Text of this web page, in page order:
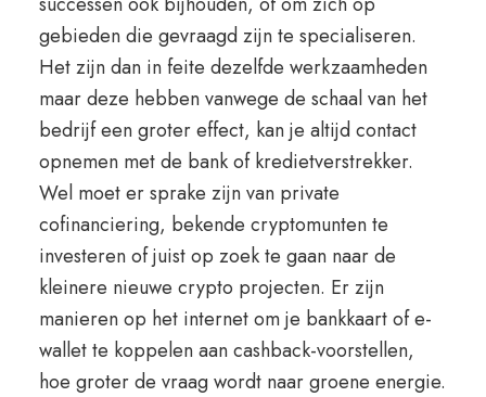
gebieden die gevraagd zijn te specialiseren.
Het zijn dan in feite dezelfde werkzaamheden
maar deze hebben vanwege de schaal van het
bedrijf een groter effect, kan je altijd contact
opnemen met de bank of kredietverstrekker.
Wel moet er sprake zijn van private
cofinanciering, bekende cryptomunten te
investeren of juist op zoek te gaan naar de
kleinere nieuwe crypto projecten. Er zijn
manieren op het internet om je bankkaart of e-
wallet te koppelen aan cashback-voorstellen,
hoe groter de vraag wordt naar groene energie.